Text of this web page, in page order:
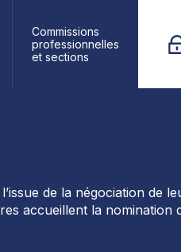
Commissions
professionnelles
et sections
de la négociation de
accueillent la nomination